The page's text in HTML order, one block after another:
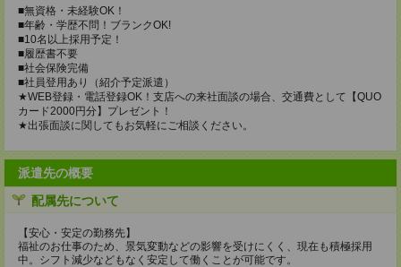
■無資格・未経験OK！
■年齢・学歴不問！ブランクOK!
■10名以上採用予定！
■履歴書不要
■社会保険完備
■社員登用あり（紹介予定派遣）
★WEB登録・電話登録OK！支店への来社面談の場合、交通費として【QUO
カード2000円分】プレゼント！
★出張面談に関してもお気軽にご相談ください。
派遣先の概要
配属先について
【安心・安定の勤務先】
福祉のお仕事のため、景気変動などの影響を受けにくく、現在も積極採用
中。シフト減少などもなく安定して働くことが可能です。